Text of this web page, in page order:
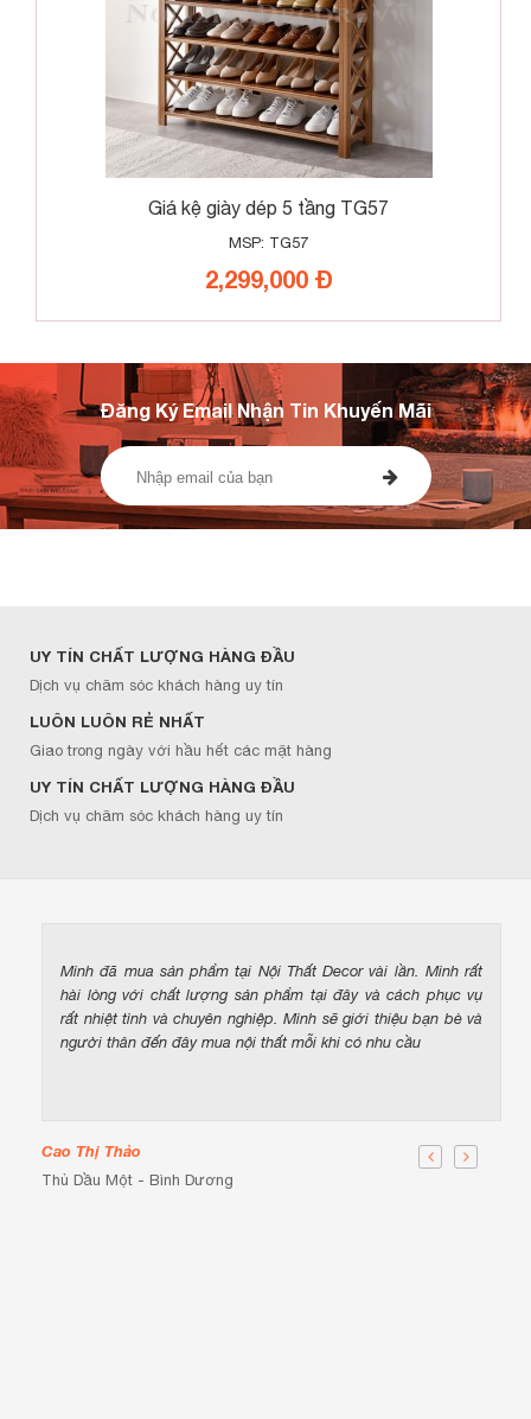
Giá kệ giày dép 5 tầng TG57
MSP: TG57
2,299,000 Đ
Đăng Ký Email Nhận Tin Khuyến Mãi
UY TÍN CHẤT LƯỢNG HÀNG ĐẦU
Dịch vụ chăm sóc khách hàng uy tín
LUÔN LUÔN RẺ NHẤT
Giao trong ngày với hầu hết các mặt hàng
UY TÍN CHẤT LƯỢNG HÀNG ĐẦU
Dịch vụ chăm sóc khách hàng uy tín
Mình đã mua sản phẩm tại Nội Thất Decor vài lần. Mình rất
hài lòng với chất lượng sản phẩm tại đây và cách phục vụ
rất nhiệt tình và chuyên nghiệp. Mình sẽ giới thiệu bạn bè và
người thân đến đây mua nội thất mỗi khi có nhu cầu
Cao Thị Thảo
Thủ Dầu Một - Bình Dương